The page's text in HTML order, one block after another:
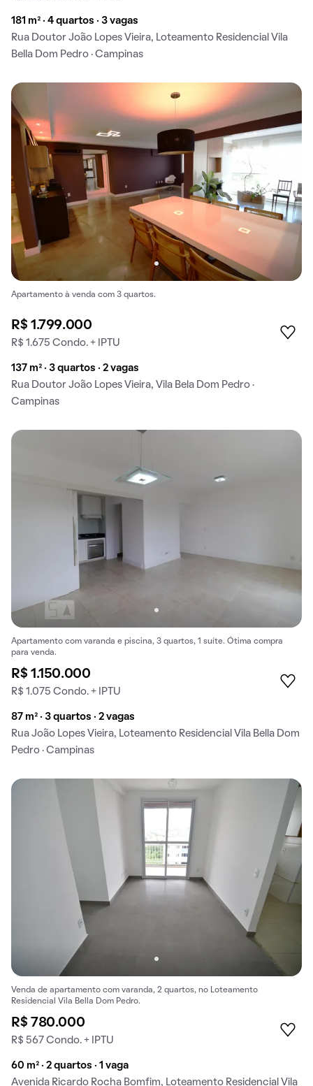
181 m² · 4 quartos · 3 vagas
Rua Doutor João Lopes Vieira, Loteamento Residencial Vila
Bella Dom Pedro · Campinas
Apartamento à venda com 3 quartos.
R$ 1.799.000
R$ 1.675 Condo. + IPTU
137 m² · 3 quartos · 2 vagas
Rua Doutor João Lopes Vieira, Vila Bela Dom Pedro ·
Campinas
Apartamento com varanda e piscina, 3 quartos, 1 suíte. Ótima compra
para venda.
R$ 1.150.000
R$ 1.075 Condo. + IPTU
87 m² · 3 quartos · 2 vagas
Rua João Lopes Vieira, Loteamento Residencial Vila Bella Dom
Pedro · Campinas
Venda de apartamento com varanda, 2 quartos, no Loteamento
Residencial Vila Bella Dom Pedro.
R$ 780.000
R$ 567 Condo. + IPTU
60 m² · 2 quartos · 1 vaga
Avenida Ricardo Rocha Bomfim, Loteamento Residencial Vila